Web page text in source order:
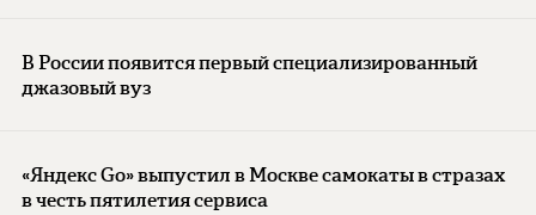
В России появится первый специализированный
джазовый вуз
«Яндекс Go» выпустил в Москве самокаты в стразах
в честь пятилетия сервиса